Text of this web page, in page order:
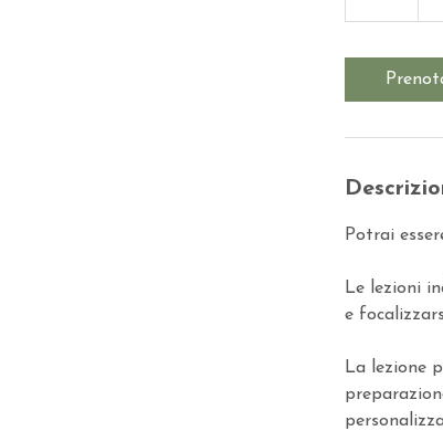
Potrai
Le lezioni
e
La lezione